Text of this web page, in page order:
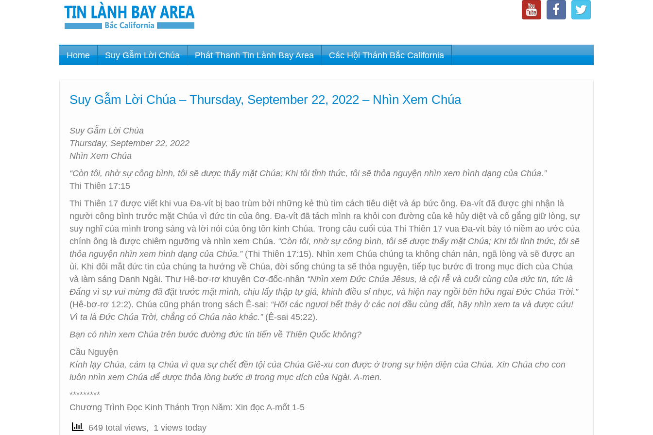
Home Suy Gẫm Lời Chúa Phát Thanh Tin Lành Bay Area Các Hội Thánh Bắc California
Suy Gẫm Lời Chúa – Thursday, September 22, 2022 – Nhìn Xem Chúa
Suy Gẫm Lời Chúa
Thursday, September 22, 2022
Nhìn Xem Chúa
“Còn tôi, nhờ sự công bình, tôi sẽ được thấy mặt Chúa; Khi tôi tỉnh thức, tôi sẽ thỏa nguyện nhìn xem hình dạng của Chúa.”
Thi Thiên 17:15
Thi Thiên 17 được viết khi vua Đa-vít bị bao trùm bởi những kẻ thù tìm cách tiêu diệt và áp bức ông. Đa-vít đã được ghi nhận là
người công bình trước mặt Chúa vì đức tin của ông. Đa-vít đã tách mình ra khỏi con đường của kẻ hủy diệt và cố gắng giữ lòng, sự
suy nghĩ của mình trong sáng và lời nói của ông tôn kính Chúa. Trong câu cuối của Thi Thiên 17 vua Đa-vít bày tỏ niềm ao ước của
chính ông là được chiêm ngưỡng và nhìn xem Chúa. “Còn tôi, nhờ sự công bình, tôi sẽ được thấy mặt Chúa; Khi tôi tỉnh thức, tôi sẽ
thỏa nguyện nhìn xem hình dạng của Chúa.” (Thi Thiên 17:15). Nhìn xem Chúa chúng ta không chán nản, ngã lòng và sẽ được an
ủi. Khi đôi mắt đức tin của chúng ta hướng về Chúa, đời sống chúng ta sẽ thỏa nguyện, tiếp tục bước đi trong mục đích của Chúa
và làm sáng Danh Ngài. Thư Hê-bơ-rơ khuyên Cơ-đốc-nhân “Nhìn xem Đức Chúa Jêsus, là cội rễ và cuối cùng của đức tin, tức là
Đấng vì sự vui mừng đã đặt trước mặt mình, chịu lấy thập tự giá, khinh điều sỉ nhục, và hiện nay ngồi bên hữu ngai Đức Chúa Trời.”
(Hê-bơ-rơ 12:2). Chúa cũng phán trong sách Ê-sai: “Hỡi các ngươi hết thảy ở các nơi đầu cùng đất, hãy nhìn xem ta và được cứu!
Vì ta là Đức Chúa Trời, chẳng có Chúa nào khác.” (Ê-sai 45:22).
Bạn có nhìn xem Chúa trên bước đường đức tin tiến về Thiên Quốc không?
Cầu Nguyện
Kính lạy Chúa, cảm tạ Chúa vì qua sự chết đền tội của Chúa Giê-xu con được ở trong sự hiện diện của Chúa. Xin Chúa cho con
luôn nhìn xem Chúa để được thỏa lòng bước đi trong mục đích của Ngài. A-men.
*********
Chương Trình Đọc Kinh Thánh Trọn Năm: Xin đọc A-mốt 1-5
649 total views, 1 views today